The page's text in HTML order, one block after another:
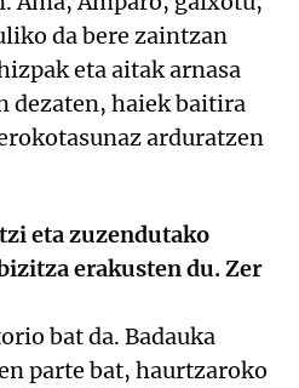
da bere zaintzan
eta aitak arnasa
dezaten, haiek baitira
arduratzen
eta zuzendutako
erakusten du. Zer
bat da. Badauka
parte bat, haurtzaroko